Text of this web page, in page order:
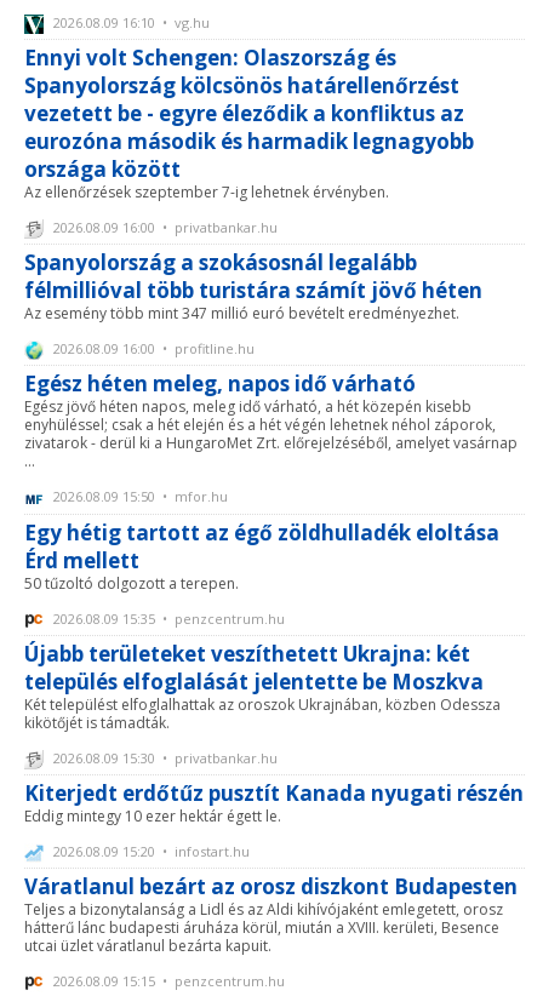
2026.08.09 16:10 • vg.hu
Ennyi volt Schengen: Olaszország és
Spanyolország kölcsönös határellenőrzést
vezetett be - egyre éleződik a konfliktus az
eurozóna második és harmadik legnagyobb
országa között
Az ellenőrzések szeptember 7-ig lehetnek érvényben.
2026.08.09 16:00 • privatbankar.hu
Spanyolország a szokásosnál legalább
félmillióval több turistára számít jövő héten
Az esemény több mint 347 millió euró bevételt eredményezhet.
2026.08.09 16:00 • profitline.hu
Egész héten meleg, napos idő várható
Egész jövő héten napos, meleg idő várható, a hét közepén kisebb
enyhüléssel; csak a hét elején és a hét végén lehetnek néhol záporok,
zivatarok - derül ki a HungaroMet Zrt. előrejelzéséből, amelyet vasárnap
...
2026.08.09 15:50 • mfor.hu
Egy hétig tartott az égő zöldhulladék eloltása
Érd mellett
50 tűzoltó dolgozott a terepen.
2026.08.09 15:35 • penzcentrum.hu
Újabb területeket veszíthetett Ukrajna: két
település elfoglalását jelentette be Moszkva
Két települést elfoglalhattak az oroszok Ukrajnában, közben Odessza
kikötőjét is támadták.
2026.08.09 15:30 • privatbankar.hu
Kiterjedt erdőtűz pusztít Kanada nyugati részén
Eddig mintegy 10 ezer hektár égett le.
2026.08.09 15:20 • infostart.hu
Váratlanul bezárt az orosz diszkont Budapesten
Teljes a bizonytalanság a Lidl és az Aldi kihívójaként emlegetett, orosz
hátterű lánc budapesti áruháza körül, miután a XVIII. kerületi, Besence
utcai üzlet váratlanul bezárta kapuit.
2026.08.09 15:15 • penzcentrum.hu